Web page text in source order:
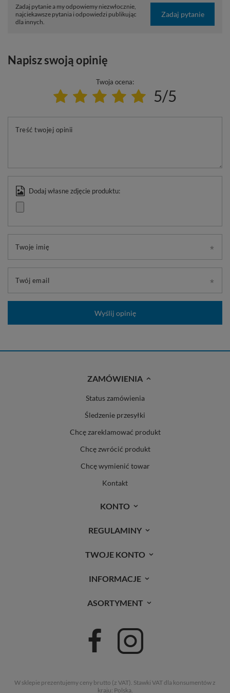
Zadaj pytanie a my odpowiemy niezwłocznie,
najciekawsze pytania i odpowiedzi publikując
dla innych.
Zadaj pytanie
Napisz swoją opinię
Twoja ocena:
5/5
Treść twojej opinii
Dodaj własne zdjęcie produktu:
Twoje imię
Twój email
Wyślij opinię
ZAMÓWIENIA
Status zamówienia
Śledzenie przesyłki
Chcę zareklamować produkt
Chcę zwrócić produkt
Chcę wymienić towar
Kontakt
KONTO
REGULAMINY
TWOJE KONTO
INFORMACJE
ASORTYMENT
W sklepie prezentujemy ceny brutto (z VAT). Stawki VAT dla konsumentów z
kraju: Polska.